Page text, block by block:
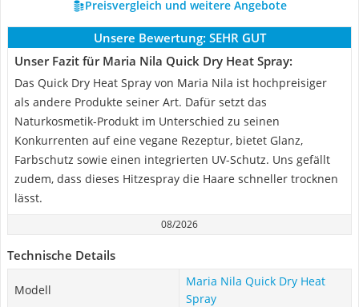
Preisvergleich und weitere Angebote
Unsere Bewertung: SEHR GUT
Unser Fazit für Maria Nila Quick Dry Heat Spray:
Das Quick Dry Heat Spray von Maria Nila ist hochpreisiger
als andere Produkte seiner Art. Dafür setzt das
Naturkosmetik-Produkt im Unterschied zu seinen
Konkurrenten auf eine vegane Rezeptur, bietet Glanz,
Farbschutz sowie einen integrierten UV-Schutz. Uns gefällt
zudem, dass dieses Hitzespray die Haare schneller trocknen
lässt.
08/2026
Technische Details
Modell
Maria Nila Quick Dry Heat
Spray